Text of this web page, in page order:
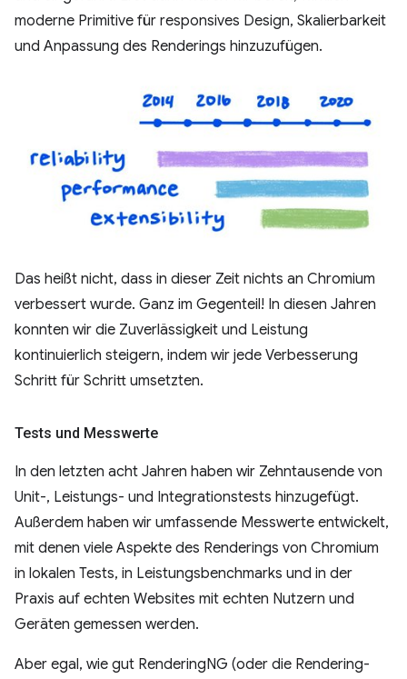
moderne Primitive für responsives Design, Skalierbarkeit
und Anpassung des Renderings hinzuzufügen.
Das heißt nicht, dass in dieser Zeit nichts an Chromium
verbessert wurde. Ganz im Gegenteil! In diesen Jahren
konnten wir die Zuverlässigkeit und Leistung
kontinuierlich steigern, indem wir jede Verbesserung
Schritt für Schritt umsetzten.
Tests und Messwerte
In den letzten acht Jahren haben wir Zehntausende von
Unit-, Leistungs- und Integrationstests hinzugefügt.
Außerdem haben wir umfassende Messwerte entwickelt,
mit denen viele Aspekte des Renderings von Chromium
in lokalen Tests, in Leistungsbenchmarks und in der
Praxis auf echten Websites mit echten Nutzern und
Geräten gemessen werden.
Aber egal, wie gut RenderingNG (oder die Rendering-